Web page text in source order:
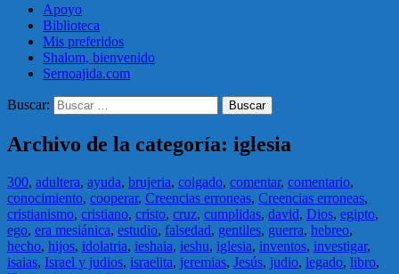
Apoyo
Biblioteca
Mis preferidos
Shalom, bienvenido
Sernoajida.com
Buscar:
Archivo de la categoría: iglesia
300, adultera, ayuda, brujeria, colgado, comentar, comentario,
conocimiento, cooperar, Creencias erroneas, Creencias erroneas,
cristianismo, cristiano, cristo, cruz, cumplidas, david, Dios, egipto,
ego, era mesiánica, estudio, falsedad, gentiles, guerra, hebreo,
hecho, hijos, idolatria, ieshaia, ieshu, iglesia, inventos, investigar,
isaias, Israel y judios, israelita, jeremias, Jesús, judio, legado, libro,